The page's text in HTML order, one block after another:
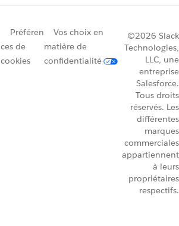
Préféren
ces de
cookies
Vos choix en
matière de
confidentialité
©2026 Slack
Technologies,
LLC, une
entreprise
Salesforce.
Tous droits
réservés. Les
différentes
marques
commerciales
appartiennent
à leurs
propriétaires
respectifs.